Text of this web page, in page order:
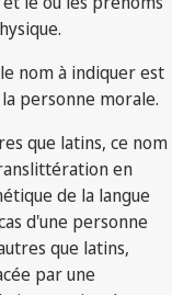
nom à indiquer est
personne morale.
que latins, ce nom
en
de la langue
d'une personne
que latins,
par une